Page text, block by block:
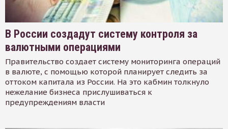
В России создадут систему контроля за
валютными операциями
Правительство создает систему мониторинга операций
в валюте, с помощью которой планирует следить за
оттоком капитала из России. На это кабмин толкнуло
нежелание бизнеса прислушиваться к
предупреждениям власти